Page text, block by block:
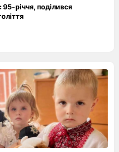
95-річчя, поділився